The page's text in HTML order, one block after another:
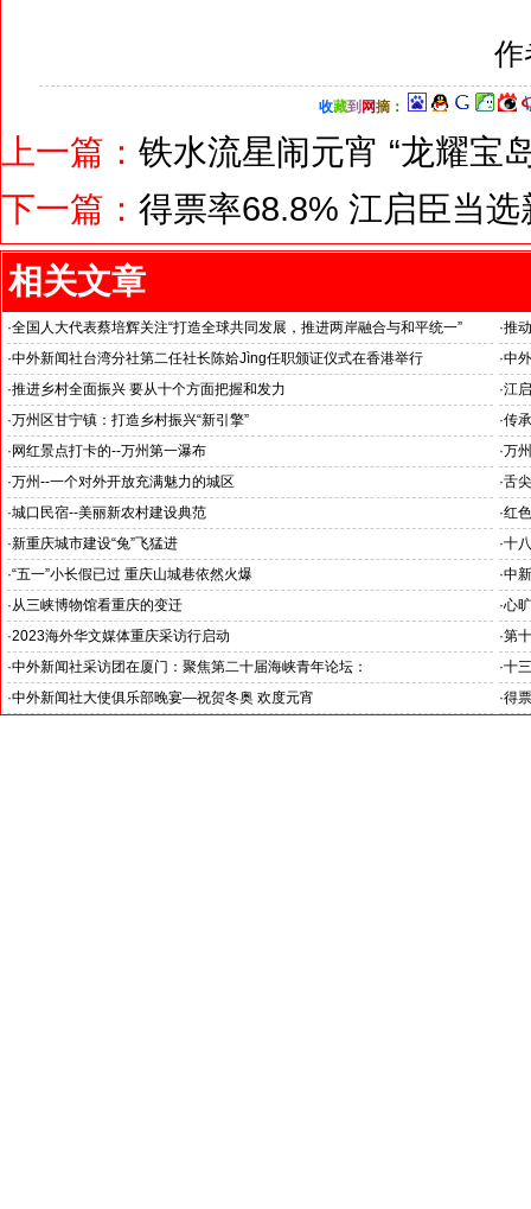
收藏到 网摘：
上一篇： 铁水流星闹元宵 “龙耀宝
下一篇： 得票率68.8% 江启臣当
相关文章
·全国人大代表蔡培辉关注“打造全球共同发展，推进两岸融合与和平统一” ·推
聚
·中外新闻社台湾分社第二任社长陈姶Jìng任职颁证仪式在香港举行 ·中
鸠山
·推进乡村全面振兴 要从十个方面把握和发力 ·江
臣会
·万州区甘宁镇：打造乡村振兴“新引擎” ·传
· 网红景点打卡的--万州第一瀑布 ·万
·万州--一个对外开放充满魅力的城区 ·舌
·城口民宿--美丽新农村建设典范 ·红
·新重庆城市建设“兔”飞猛进 ·十
·“五一”小长假已过 重庆山城巷依然火爆 ·中
·从三峡博物馆看重庆的变迁 ·心
·2023海外华文媒体重庆采访行启动 ·第
·中外新闻社采访团在厦门：聚焦第二十届海峡青年论坛： ·十
·中外新闻社大使俱乐部晚宴—祝贺冬奥 欢度元宵 ·得